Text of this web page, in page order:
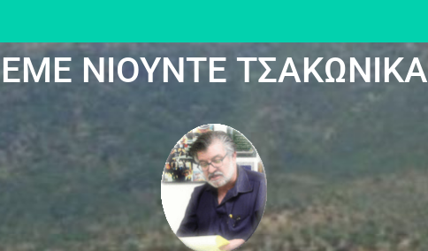
ΕΜΕ ΝΙΟΥΝΤΕ ΤΣΑΚΩΝΙΚΑ